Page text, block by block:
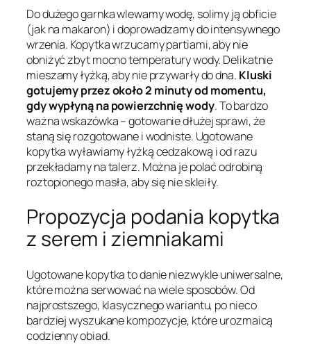
Do dużego garnka wlewamy wodę, solimy ją obficie
(jak na makaron) i doprowadzamy do intensywnego
wrzenia. Kopytka wrzucamy partiami, aby nie
obniżyć zbyt mocno temperatury wody. Delikatnie
mieszamy łyżką, aby nie przywarły do dna. Kluski
gotujemy przez około 2 minuty od momentu,
gdy wypłyną na powierzchnię wody. To bardzo
ważna wskazówka – gotowanie dłużej sprawi, że
staną się rozgotowane i wodniste. Ugotowane
kopytka wyławiamy łyżką cedzakową i od razu
przekładamy na talerz. Można je polać odrobiną
roztopionego masła, aby się nie skleiły.
Propozycja podania kopytka
z serem i ziemniakami
Ugotowane kopytka to danie niezwykle uniwersalne,
które można serwować na wiele sposobów. Od
najprostszego, klasycznego wariantu, po nieco
bardziej wyszukane kompozycje, które urozmaicą
codzienny obiad.